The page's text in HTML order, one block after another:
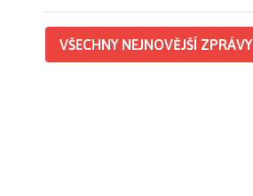
VŠECHNY NEJNOVĚJŠÍ ZPRÁVY